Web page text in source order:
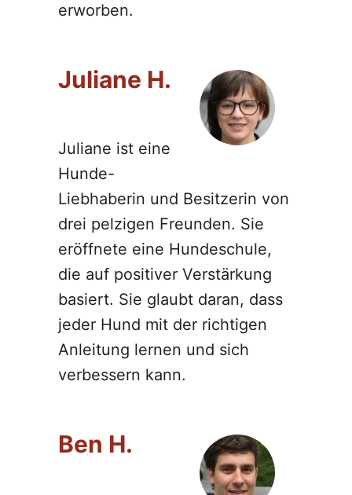
erworben.
Juliane H.
Juliane ist eine
Hunde-
Liebhaberin und Besitzerin von
drei pelzigen Freunden. Sie
eröffnete eine Hundeschule,
die auf positiver Verstärkung
basiert. Sie glaubt daran, dass
jeder Hund mit der richtigen
Anleitung lernen und sich
verbessern kann.
Ben H.